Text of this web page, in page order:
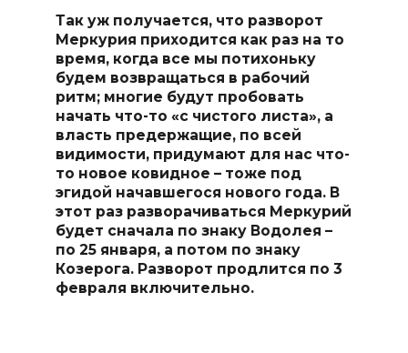
Так уж получается, что разворот
Меркурия приходится как раз на то
время, когда все мы потихоньку
будем возвращаться в рабочий
ритм; многие будут пробовать
начать что-то «с чистого листа», а
власть предержащие, по всей
видимости, придумают для нас что-
то новое ковидное – тоже под
эгидой начавшегося нового года. В
этот раз разворачиваться Меркурий
будет сначала по знаку Водолея –
по 25 января, а потом по знаку
Козерога. Разворот продлится по 3
февраля включительно.